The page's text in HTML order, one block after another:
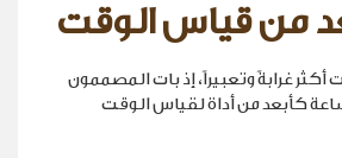
من قياس الوقت
غرابةً وتعبيراً، إذ بات المصممون
كأبعد من أداة لقياس الوقت